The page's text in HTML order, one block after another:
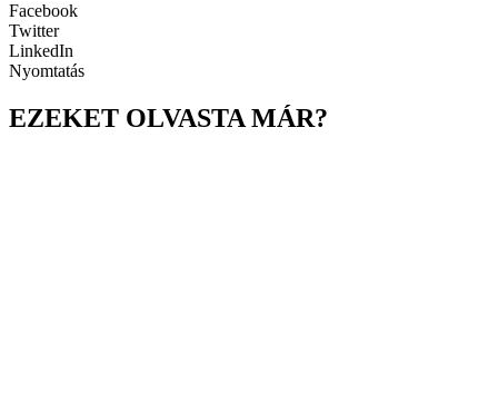
Facebook
Twitter
LinkedIn
Nyomtatás
EZEKET OLVASTA MÁR?